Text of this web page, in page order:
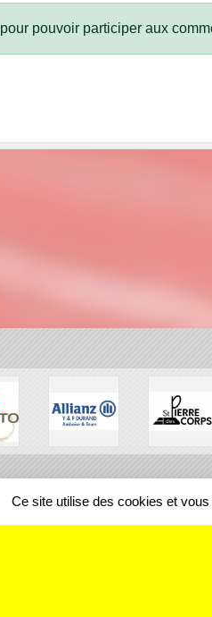
pour pouvoir participer aux
Ce site utilise des cookies et